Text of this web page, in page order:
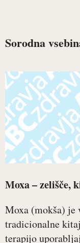
Sorodna
Moxa – zelišče,
Moxa (mokša) je
tradicionalne
terapijo